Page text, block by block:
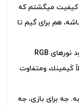
كيفيت میگشتم كه
هم براى گیم تا
اولين چیزی كه جذبم كرد طراحیش بود نورهاى RGB
كَيمينك ومتفاوت
جه براى بازى، جه